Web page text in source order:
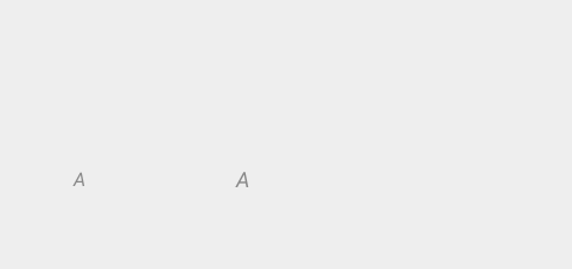
A A